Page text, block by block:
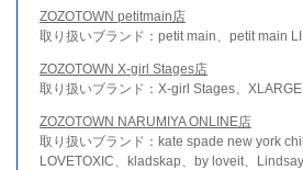
ZOZOTOWN petitmain店
取り扱いブランド：petit main、petit main
ZOZOTOWN X-girl Stages店
取り扱いブランド：X-girl Stages、
ZOZOTOWN NARUMIYA ONLINE店
取り扱いブランド：kate spade new york
LOVETOXIC、kladskap、by loveit、